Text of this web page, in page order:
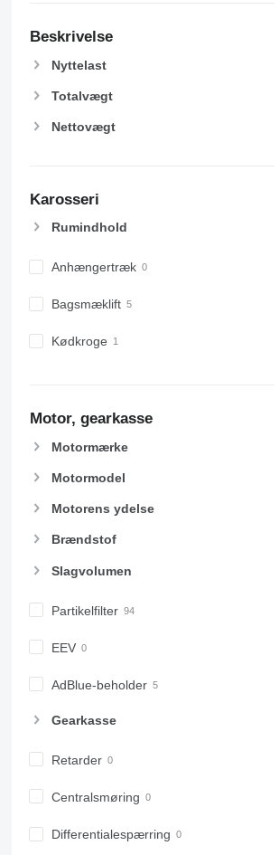
Beskrivelse
Nyttelast
Totalvægt
Nettovægt
Karosseri
Rumindhold
Anhængertræk
Bagsmæklift
Kødkroge
Motor, gearkasse
Motormærke
Motormodel
Motorens ydelse
Brændstof
Slagvolumen
Partikelfilter
EEV
AdBlue-beholder
Gearkasse
Retarder
Centralsmøring
Differentialespærring